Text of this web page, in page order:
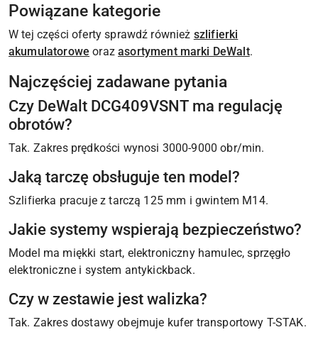
Powiązane kategorie
W tej części oferty sprawdź również szlifierki
akumulatorowe orazasortyment marki DeWalt.
Najczęściej zadawane pytania
Czy DeWalt DCG409VSNT ma regulację
obrotów?
Tak. Zakres prędkości wynosi 3000-9000 obr/min.
Jaką tarczę obsługuje ten model?
Szlifierka pracuje z tarczą 125 mm i gwintem M14.
Jakie systemy wspierają bezpieczeństwo?
Model ma miękki start, elektroniczny hamulec, sprzęgło
elektroniczne i system antykickback.
Czy w zestawie jest walizka?
Tak. Zakres dostawy obejmuje kufer transportowy T-STAK.